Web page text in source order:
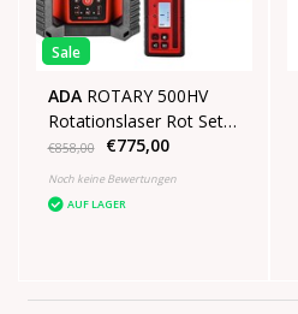
Sale
ADA ROTARY 500HV
Rotationslaser Rot Set
Robufix
€858,00 €775,00
Noch keine Bewertungen
AUF LAGER